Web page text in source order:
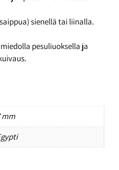
sienellä tai liinalla.
miedolla pesuliuoksella ja
mm